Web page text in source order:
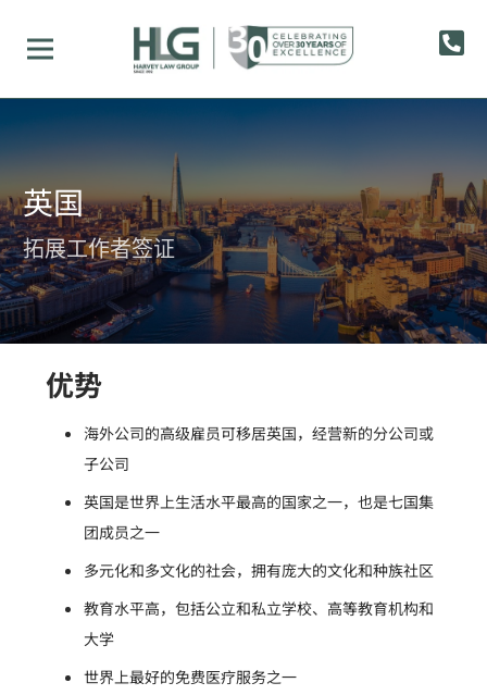
英国
拓展工作者签证
优势
海外公司的高级雇员可移居英国，经营新的分公司或
子公司
英国是世界上生活水平最高的国家之一，也是七国集
团成员之一
多元化和多文化的社会，拥有庞大的文化和种族社区
教育水平高，包括公立和私立学校、高等教育机构和
大学
世界上最好的免费医疗服务之一